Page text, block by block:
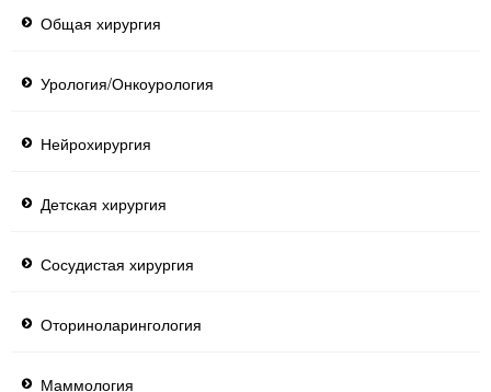
Общая хирургия
Урология/Онкоурология
Нейрохирургия
Детская хирургия
Сосудистая хирургия
Оториноларингология
Маммология